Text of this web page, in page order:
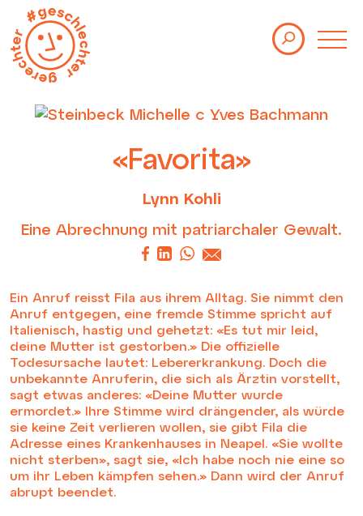
Themen
Kolumnen
Studien
«Favorita»
Lynn Kohli
Eine Abrechnung mit patriarchaler Gewalt.
Ein Anruf reisst Fila aus ihrem Alltag. Sie nimmt den
Anruf entgegen, eine fremde Stimme spricht auf
Italienisch, hastig und gehetzt: «Es tut mir leid,
deine Mutter ist gestorben.» Die offizielle
Todesursache lautet: Lebererkrankung. Doch die
unbekannte Anruferin, die sich als Ärztin vorstellt,
sagt etwas anderes: «Deine Mutter wurde
ermordet.» Ihre Stimme wird drängender, als würde
sie keine Zeit verlieren wollen, sie gibt Fila die
Adresse eines Krankenhauses in Neapel. «Sie wollte
nicht sterben», sagt sie, «Ich habe noch nie eine so
um ihr Leben kämpfen sehen.» Dann wird der Anruf
abrupt beendet.